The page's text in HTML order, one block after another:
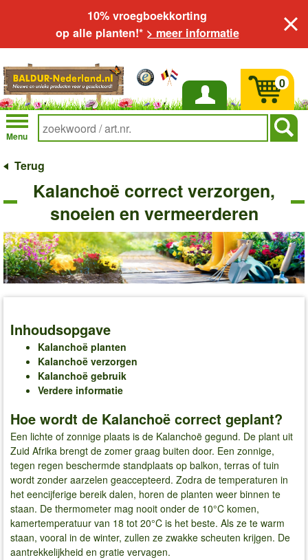
10% vroegboekkorting
op alle planten!* > meer informatie
Inloggen
Menu
0
Terug
Kalanchoë correct verzorgen,
snoeien en vermeerderen
Inhoudsopgave
Kalanchoë planten
Kalanchoë verzorgen
Kalanchoë gebruik
Verdere informatie
Hoe wordt de Kalanchoë correct geplant?
Een lichte of zonnige plaats is de Kalanchoë gegund. De plant uit
Zuid Afrika brengt de zomer graag buiten door. Een zonnige,
tegen regen beschermde standplaats op balkon, terras of tuin
wordt zonder aarzelen geaccepteerd. Zodra de temperaturen in
het eencijferige bereik dalen, horen de planten weer binnen te
staan. De thermometer mag nooit onder de 10°C komen,
kamertemperatuur van 18 tot 20°C is het beste. Als ze te warm
staan, vooral in de winter, zullen ze zwakke scheuten krijgen. De
aantrekkelijkheid en gratie vervagen.